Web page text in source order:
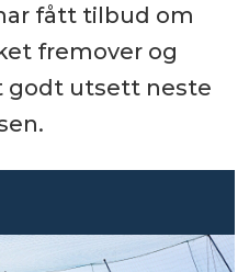
fått tilbud om
fremover og
godt utsett neste